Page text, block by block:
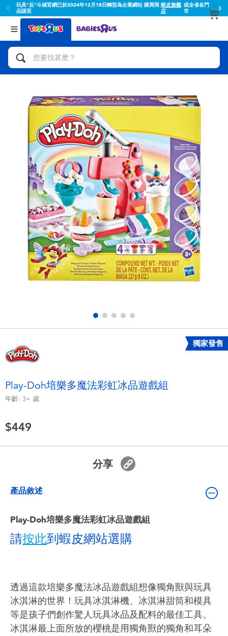
玩具"反"斗城官網已於2024年12月18日轉型為企業網站 購買商
品請至
蝦皮旗艦
店
或全省各門
市
返回
分類目錄
人氣英雄,角色扮演,射擊玩具
拼砌組合及樂高LEGO
玩具車,貨車,火車及遙控系列
手工藝,文具,蠟筆,泥膠,畫板
娃娃, 芭比,收藏公仔
電子玩具
遊戲及拼圖系列
電池
任天堂 Switch
生活雜貨
返回
品牌
Toy Story玩具總動員
52TOYS
Fuggler
Miniso名創優品
playpop
LEGO樂高
Barbie芭比
獨家發售
Play-Doh培樂多魔法彩虹冰品遊戲組
年齡: 3+ 歲
$449
分享
產品敘述
Play-Doh培樂多魔法彩虹冰品遊戲組
請按此到蝦皮網站選購
透過這款培樂多魔法冰品遊戲組想像獨角獸與玩具
冰淇淋的世界！玩具冰淇淋機、冰淇淋甜筒和模具
等是孩子們創作驚人玩具冰品及配料的最佳工具。
冰淇淋最上面所放的櫻桃是用獨角獸的獨角和耳朵